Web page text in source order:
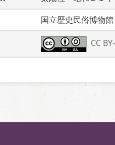
国立歴史民俗博物館
CC